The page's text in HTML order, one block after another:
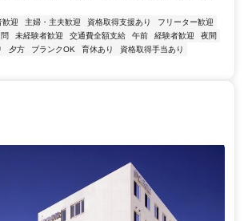
歓迎 主婦・主夫歓迎 資格取得支援あり
フリーター歓迎
未経験者歓迎 交通費全額支給 午前 経験者歓迎
夜間
夕方 ブランクOK 育休あり
資格取得手当あり